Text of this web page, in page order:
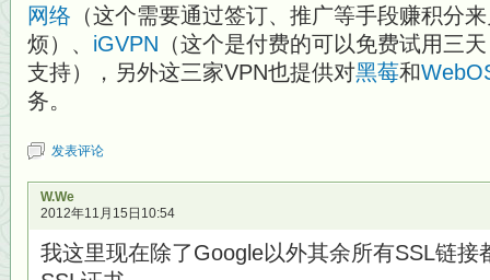
网络 （这个需要通过签订、推广等手段赚积分
烦）、 iGVPN （这个是付费的可以免费试用三
支持），另外这三家VPN也提供对黑莓和
务。
发表评论
W.We
2012年11月15日10:54
我这里现在除了Google以外其余所有SSL链接